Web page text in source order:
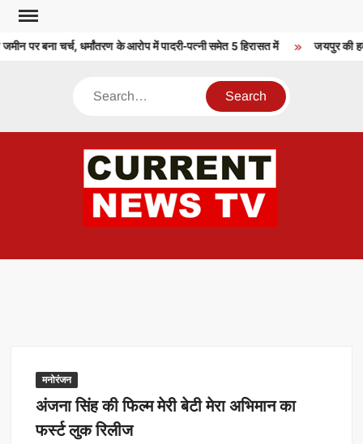
Skip
content
पर बना चर्च, धर्मांतरण के आरोप में पादरी-पत्नी समेत 5 हिरासत में जयपुर की
Search
मनोरंजन
अंजना सिंह की फिल्म मेरी बेटी मेरा अभिमान का
फर्स्ट लुक रिलीज